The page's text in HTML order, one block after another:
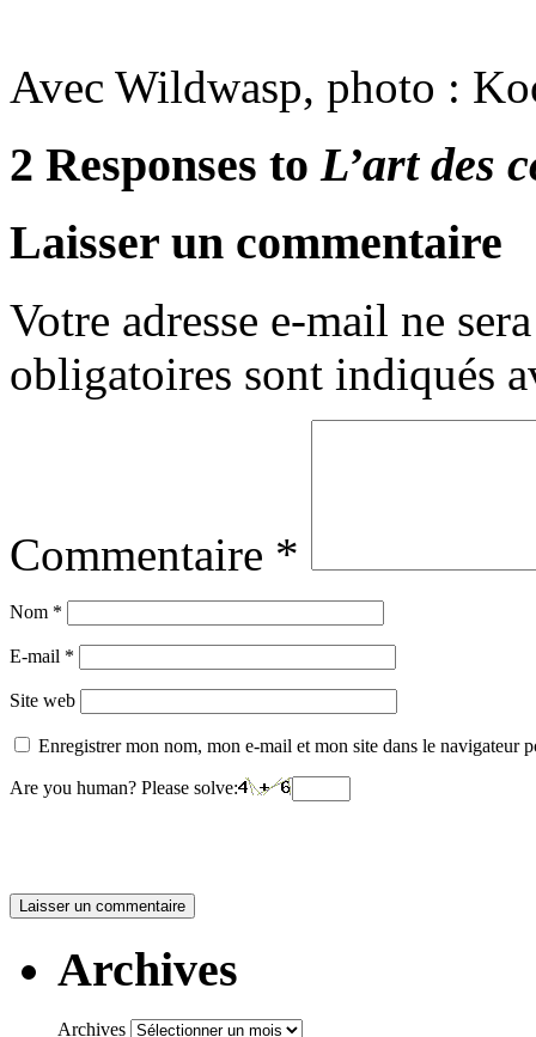
Avec Wildwasp, photo :
2 Responses to L’art des
Laisser un commentaire
Votre adresse e-mail ne
obligatoires sont indiqués
Commentaire *
Nom *
E-mail *
Site web
Enregistrer mon nom, mon e-mail et mon site dans le navigateur
Are you human? Please solve:
Archives
Archives